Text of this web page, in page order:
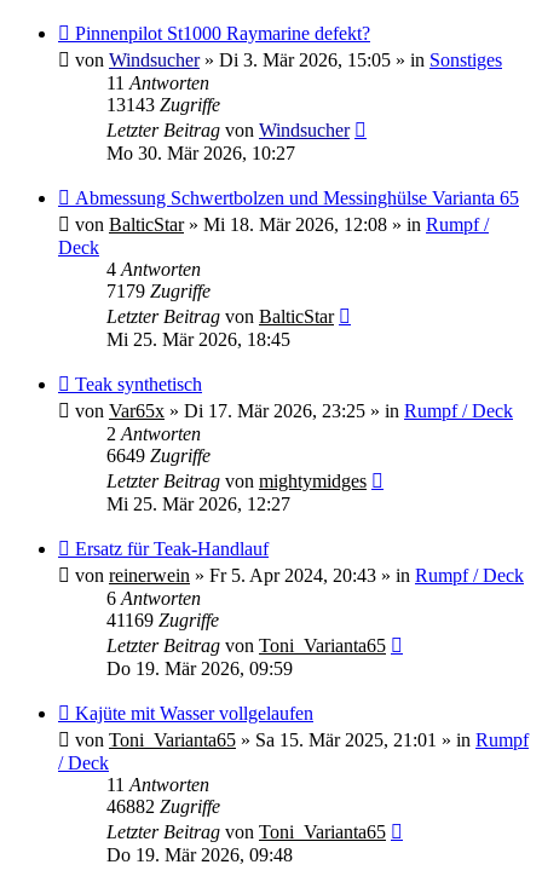
Neuer
Beitrag
Pinnenpilot St1000 Raymarine defekt?
von Windsucher» Di 3. Mär 2026, 15:05 » in Sonstiges
11 Antworten
13143 Zugriffe
Letzter Beitrag von Windsucher
Mo 30. Mär 2026, 10:27
Neuer
Beitrag
Abmessung Schwertbolzen und Messinghülse Varianta 65
von BalticStar» Mi 18. Mär 2026, 12:08 » in Rumpf /
Deck
4 Antworten
7179 Zugriffe
Letzter Beitrag von BalticStar
Mi 25. Mär 2026, 18:45
Neuer
Beitrag
Teak synthetisch
von Var65x » Di 17. Mär 2026, 23:25 » in Rumpf / Deck
2 Antworten
6649 Zugriffe
Letzter Beitrag von mightymidges
Mi 25. Mär 2026, 12:27
Neuer
Ersatz für Teak-Handlauf
von reinerwein » Fr 5. Apr 2024, 20:43 » in Rumpf / Deck
6 Antworten
41169 Zugriffe
Letzter Beitrag von Toni_Varianta65
Do 19. Mär 2026, 09:59
Neuer
Beitrag
Kajüte mit Wasser vollgelaufen
von Toni_Varianta65 » Sa 15. Mär 2025, 21:01 » in Rumpf
/ Deck
11 Antworten
46882 Zugriffe
Letzter Beitrag von Toni_Varianta65
Do 19. Mär 2026, 09:48